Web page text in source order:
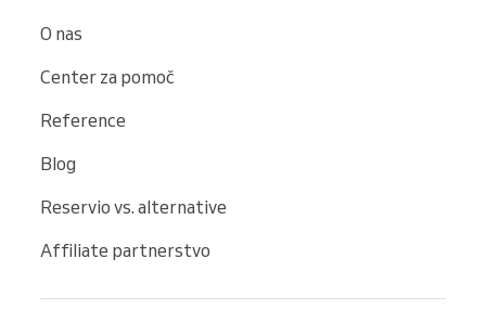
O nas
Center za pomoč
Reference
Blog
Reservio vs. alternative
Affiliate partnerstvo